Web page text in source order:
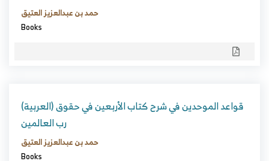
حمد بن عبدالعزيز العتيق
Books
(العربية) قواعد الموحدين في شرح كتاب الأربعين في حقوق
رب العالمين
حمد بن عبدالعزيز العتيق
Books